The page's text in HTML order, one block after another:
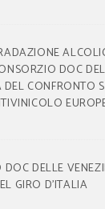
DOC
CONFRONTO
DELLE
GIRO D’ITALIA